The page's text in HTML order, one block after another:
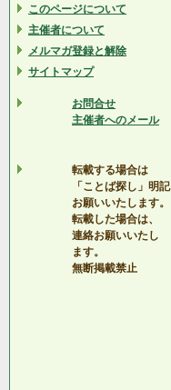
このページについて
主催者について
メルマガ登録と解除
サイトマップ
お問合せ
主催者へのメール
転載する場合は
「ことば探し」明記
お願いいたします。
転載した場合は、
連絡お願いいたし
ます。
無断掲載禁止